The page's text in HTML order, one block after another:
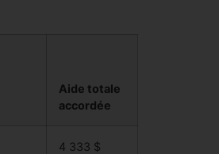
Aide totale
accordée
4 333 $